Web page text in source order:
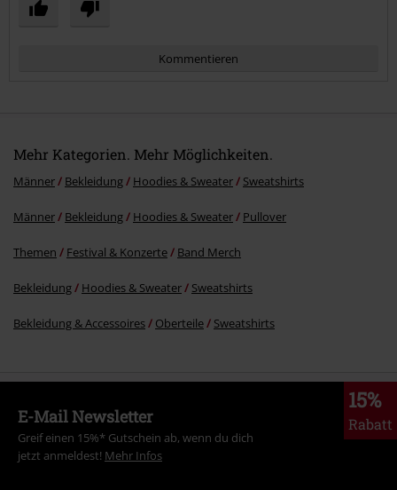
Kommentieren
Mehr Kategorien. Mehr Möglichkeiten.
Männer Bekleidung Hoodies & Sweater Sweatshirts
Männer Bekleidung Hoodies & Sweater Pullover
Themen Festival & Konzerte Band Merch
Bekleidung Hoodies & Sweater Sweatshirts
Bekleidung & Accessoires Oberteile Sweatshirts
15%
Rabatt
E-Mail Newsletter
Greif einen 15%* Gutschein ab, wenn du dich
jetzt anmeldest! Mehr Infos